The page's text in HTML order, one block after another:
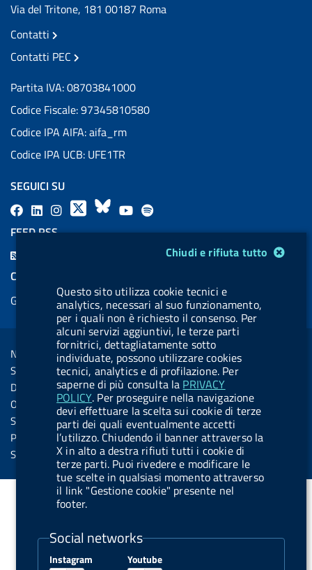
Chiudi e rifiuta tutto
Questo sito utilizza cookie tecnici e
analytics, necessari al suo funzionamento,
per i quali non è richiesto il consenso. Per
alcuni servizi aggiuntivi, le terze parti
fornitrici, dettagliatamente sotto
individuate, possono utilizzare cookies
tecnici, analytics e di profilazione. Per
saperne di più consulta la PRIVACY
POLICY. Per proseguire nella navigazione
devi effettuare la scelta sui cookie di terze
parti dei quali eventualmente accetti
l’utilizzo. Chiudendo il banner attraverso la
X in alto a destra rifiuti tutti i cookie di
terze parti. Puoi rivedere e modificare le
tue scelte in qualsiasi momento attraverso
il link "Gestione cookie" presente nel
footer.
Social networks
Instagram Youtube
Via del Tritone, 181 00187 Roma
Contatti
Contatti PEC
Partita IVA: 08703841000
Codice Fiscale: 97345810580
Codice IPA AIFA: aifa_rm
Codice IPA UCB: UFE1TR
SEGUICI SU
F
a
L
i
.
b
u
t
t
o
n
.
i
n
s
t
g
X
B
k
y
Y
b
e
l
.
b
u
t
t
o
n
s
p
o
FEED RSS
COOKIES
Gestione cookie
Sezione Link Utili
Note legali
Social Media Policy
Dichiarazione di accessibilità
Obiettivi di accessibilità
Statistiche sito
Privacy
Servizi Online